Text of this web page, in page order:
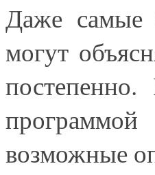
Даже самые
могут
постепенно.
возможные